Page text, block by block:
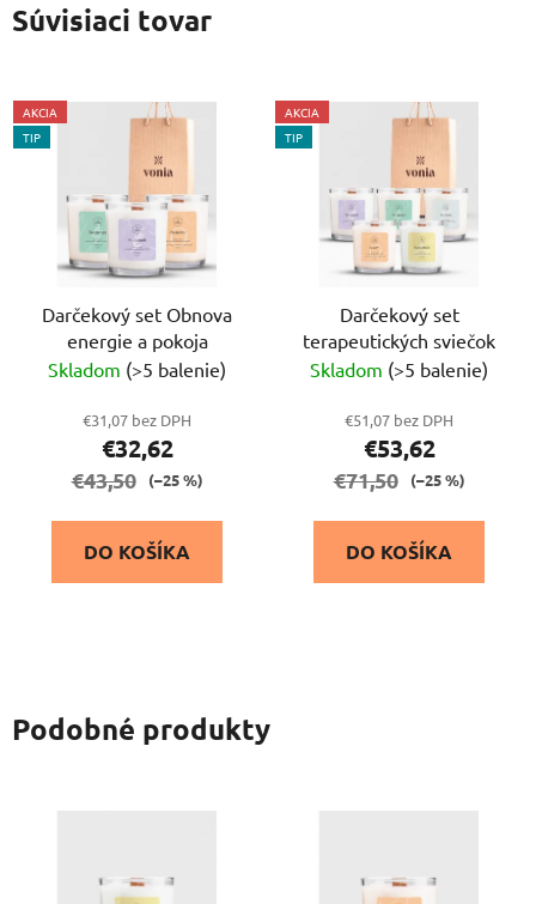
Súvisiaci tovar
AKCIA
TIP
Darčekový set Obnova
energie a pokoja
Skladom (>5 balenie)
€31,07 bez DPH
€32,62
€43,50 (–25 %)
DO KOŠÍKA
AKCIA
TIP
Darčekový set
terapeutických sviečok
Skladom (>5 balenie)
€51,07 bez DPH
€53,62
€71,50 (–25 %)
DO KOŠÍKA
Podobné produkty